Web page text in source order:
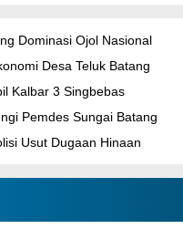
Dominasi Ojol Nasional
Desa Teluk Batang
Kalbar 3 Singbebas
Pemdes Sungai Batang
Usut Dugaan Hinaan